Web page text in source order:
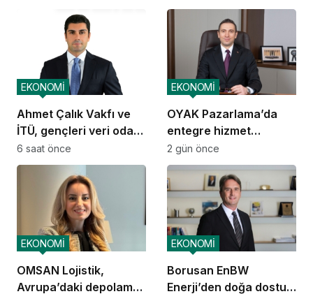
performansını
Ahmet Çalık Vakfı ve
İTÜ, gençleri veri odaklı
geleceğe hazırlıyor
EKONOMİ
6 saat önce
OYAK Pazarlama’da
entegre hizmet
ekosistemi kuruluyor
EKONOMİ
2 gün önce
OMSAN Lojistik,
Avrupa’daki depolama
EKONOMİ
Borusan EnBW
Enerji’den doğa dostu
EKONOMİ